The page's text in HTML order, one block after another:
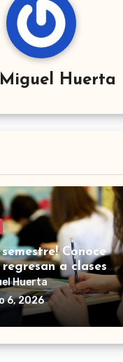
Miguel Huerta
semestre! Conoce
a clases
normales en
Huerta
6, 2026